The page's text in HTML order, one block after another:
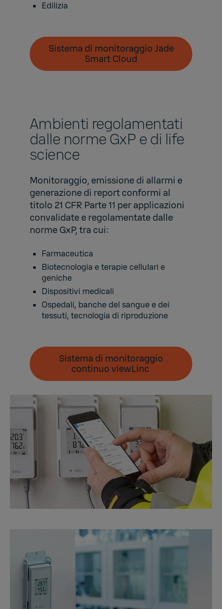
Edilizia
Sistema di monitoraggio Jade
Smart Cloud
Ambienti regolamentati
dalle norme GxP e di life
science
Monitoraggio, emissione di allarmi e
generazione di report conformi al
titolo 21 CFR Parte 11 per applicazioni
convalidate e regolamentate dalle
norme GxP, tra cui:
Farmaceutica
Biotecnologia e terapie cellulari e
geniche
Dispositivi medicali
Ospedali, banche del sangue e dei
tessuti, tecnologia di riproduzione
Sistema di monitoraggio
continuo viewLinc